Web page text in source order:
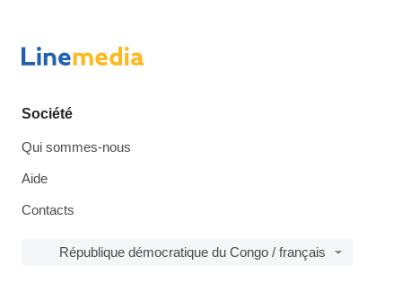
Société
Qui sommes-nous
Aide
Contacts
République démocratique du Congo / français